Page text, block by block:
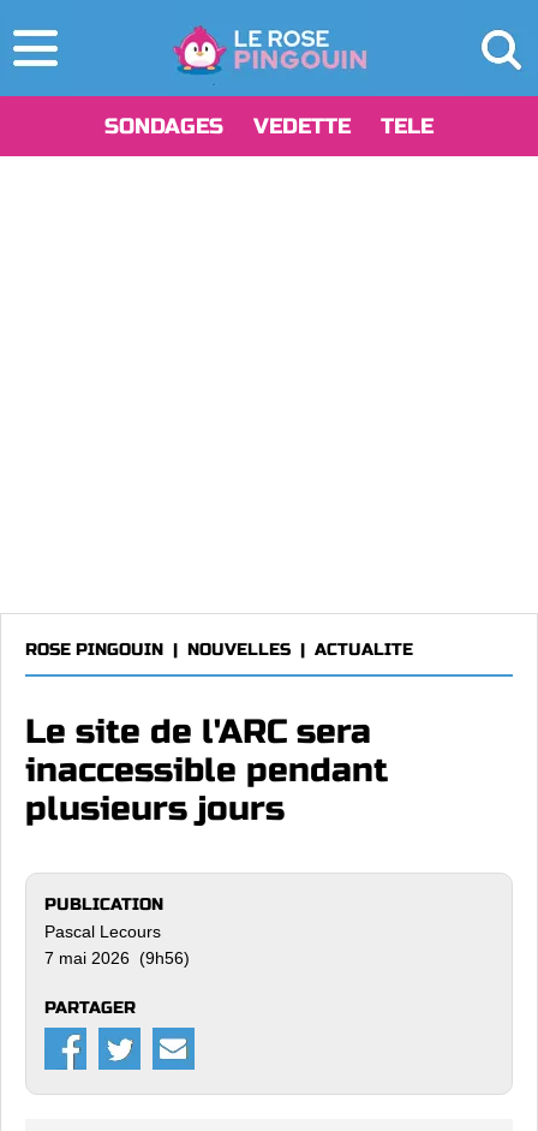
SONDAGES VEDETTE TELE
ROSE PINGOUIN | NOUVELLES | ACTUALITE
Le site de l'ARC sera
inaccessible pendant
plusieurs jours
PUBLICATION
Pascal Lecours
7 mai 2026 (9h56)
PARTAGER